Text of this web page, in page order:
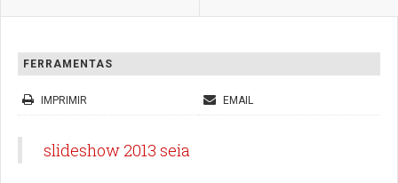
FERRAMENTAS
IMPRIMIR EMAIL
slideshow 2013 seia